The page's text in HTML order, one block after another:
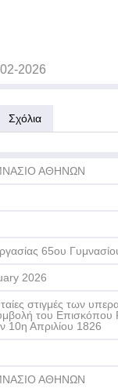
2026
Σχόλια
ΑΘΗΝΩΝ
65ου
2026
στιγμές των
του
10η Απριλίου 1826
ΑΘΗΝΩΝ